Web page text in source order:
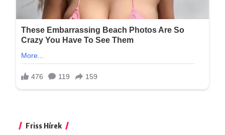
Friss Hírek